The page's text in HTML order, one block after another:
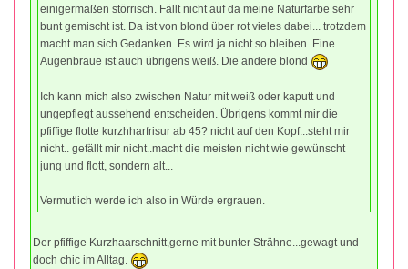
einigermaßen störrisch. Fällt nicht auf da meine Naturfarbe sehr
bunt gemischt ist. Da ist von blond über rot vieles dabei... trotzdem
macht man sich Gedanken. Es wird ja nicht so bleiben. Eine
Augenbraue ist auch übrigens weiß. Die andere blond
Ich kann mich also zwischen Natur mit weiß oder kaputt und
ungepflegt aussehend entscheiden. Übrigens kommt mir die
pfiffige flotte kurzhharfrisur ab 45? nicht auf den Kopf...steht mir
nicht.. gefällt mir nicht..macht die meisten nicht wie gewünscht
jung und flott, sondern alt...
Vermutlich werde ich also in Würde ergrauen.
Der pfiffige Kurzhaarschnitt,gerne mit bunter Strähne...gewagt und
doch chic im Alltag.